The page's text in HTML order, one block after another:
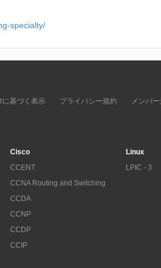
specialty/
に基づく表示 プライバシー規約 メンバ
Cisco
CCENT
CCNA Routing and Switching
CCDA
CCNP
CCDP
CCIP
Linux
LPIC - 3